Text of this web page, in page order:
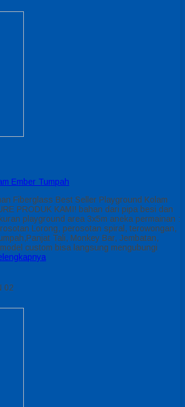
Ember Tumpah
Fiberglass Best Seller Playground Kolam
PRODUK KAMI! bahan dari pipa besi dan
playground area 3x5m aneka permainan :
Lorong, perosotan spiral, terowongan,
Tali, Monkey Bar, Jembatan,
custom bisa langsung mengubungi
02